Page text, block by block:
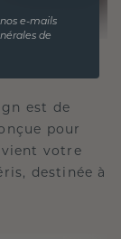
est de
pour
votre
destinée à
e-mails
de